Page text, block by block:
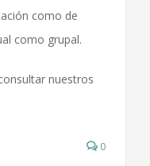
como de
como grupal.
nuestros
0